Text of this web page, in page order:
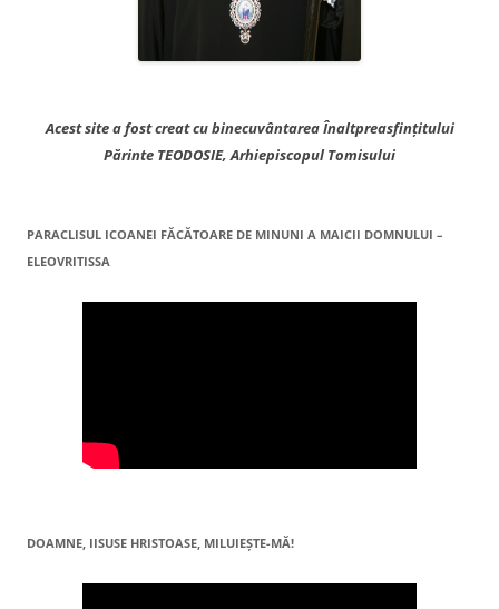
Acest site a fost creat cu binecuvântarea Înaltpreasfințitului
Părinte TEODOSIE, Arhiepiscopul Tomisului
PARACLISUL ICOANEI FĂCĂTOARE DE MINUNI A MAICII DOMNULUI –
ELEOVRITISSA
DOAMNE, IISUSE HRISTOASE, MILUIEŞTE-MĂ!